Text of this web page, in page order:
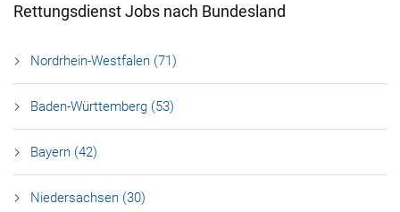
Rettungsdienst Jobs nach Bundesland
Nordrhein-Westfalen (71)
Baden-Württemberg (53)
Bayern (42)
Niedersachsen (30)